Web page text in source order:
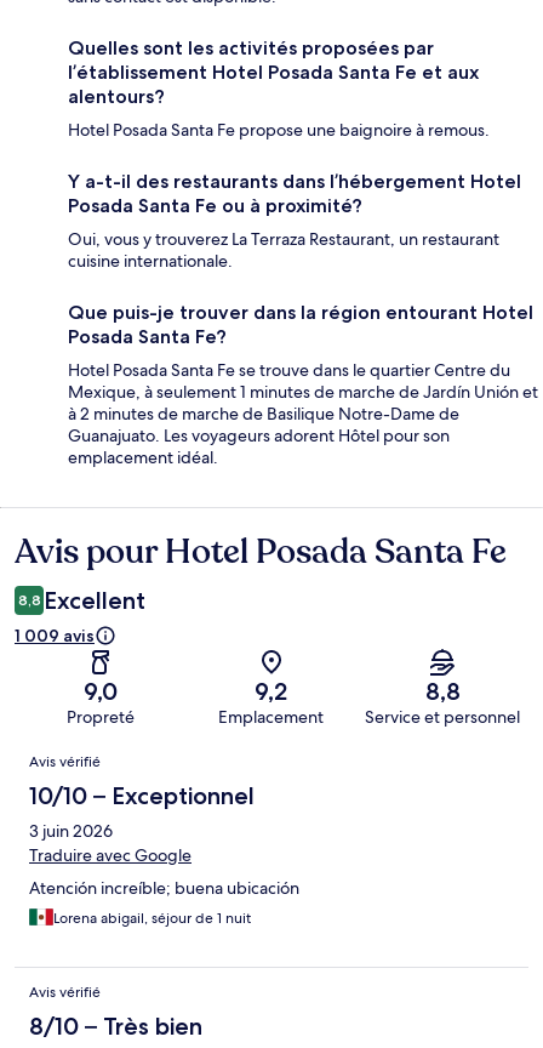
Quelles sont les activités proposées par
l’établissement Hotel Posada Santa Fe et aux
alentours?
Hotel Posada Santa Fe propose une baignoire à remous.
Y a-t-il des restaurants dans l’hébergement Hotel
Posada Santa Fe ou à proximité?
Oui, vous y trouverez La Terraza Restaurant, un restaurant
cuisine internationale.
Que puis-je trouver dans la région entourant Hotel
Posada Santa Fe?
Hotel Posada Santa Fe se trouve dans le quartier Centre du
Mexique, à seulement 1 minutes de marche de Jardín Unión et
à 2 minutes de marche de Basilique Notre-Dame de
Guanajuato. Les voyageurs adorent Hôtel pour son
emplacement idéal.
Avis
Avis pour Hotel Posada Santa Fe
8,8 Excellent
1 009 avis
9,0
Propreté
9,2
Emplacement
8,8
Service et personnel
Avis
Avis vérifié
10/10 – Exceptionnel
3 juin 2026
Traduire avec Google
Atención increíble; buena ubicación
Lorena abigail, séjour de 1 nuit
Avis vérifié
8/10 – Très bien